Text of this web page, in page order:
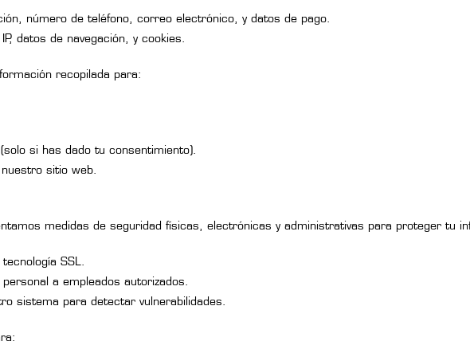
número de teléfono, correo electrónico, y datos de pago.
datos de navegación, y cookies.
recopilada para:
si has dado tu consentimiento).
sitio web.
medidas de seguridad físicas, electrónicas y administrativas para proteger tu
SSL.
a empleados autorizados.
sistema para detectar vulnerabilidades.